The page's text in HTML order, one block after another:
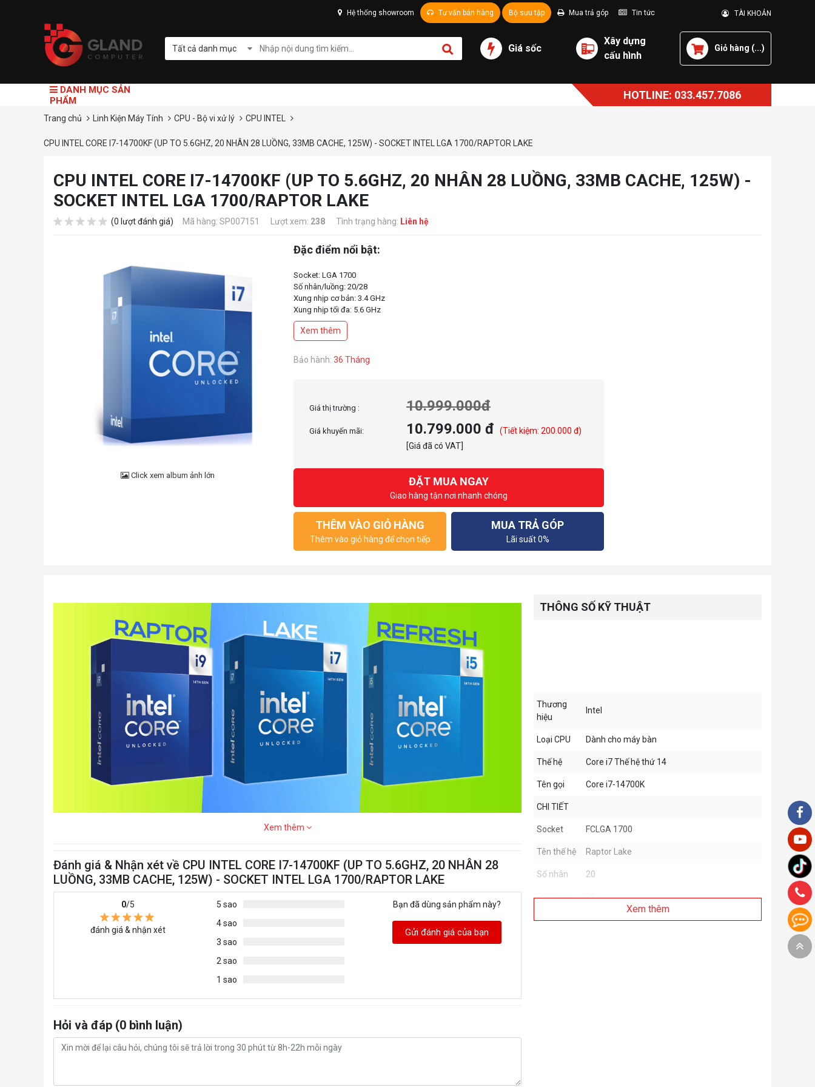
Hệ thống showroom Tư vấn bán hàng Bộ sưu tập Mua trả góp Tin tức TÀI KHOẢN
Tất cả danh mục Giá sốc
Xây dựng
cấu hình
Giỏ hàng (...)
DANH MỤC SẢN
PHẨM
HOTLINE: 033.457.7086
Trang chủ Linh Kiện Máy Tính CPU - Bộ vi xử lý CPU INTEL
CPU INTEL CORE I7-14700KF (UP TO 5.6GHZ, 20 NHÂN 28 LUỒNG, 33MB CACHE, 125W) - SOCKET INTEL LGA 1700/RAPTOR LAKE
CPU INTEL CORE I7-14700KF (UP TO 5.6GHZ, 20 NHÂN 28 LUỒNG, 33MB CACHE, 125W) -
SOCKET INTEL LGA 1700/RAPTOR LAKE
(0 lượt đánh giá) Mã hàng: SP007151 Lượt xem: 238 Tình trạng hàng: Liên hệ
Click xem album ảnh lớn
Đặc điểm nổi bật:
Socket: LGA 1700
Số nhân/luồng: 20/28
Xung nhịp cơ bản: 3.4 GHz
Xung nhịp tối đa: 5.6 GHz
Bộ nhớ Cache L2 / L3: 28 / 33 MB
Xem thêm
Bảo hành: 36 Tháng
Giá thị trường : 10.999.000đ
Giá khuyến mãi: 10.799.000 đ
(Tiết kiệm: 200.000 đ)
[Giá đã có VAT]
ĐẶT MUA NGAY
Giao hàng tận nơi nhanh chóng
THÊM VÀO GIỎ HÀNG
Thêm vào giỏ hàng để chọn tiếp
MUA TRẢ GÓP
Lãi suất 0%
Xem thêm
Đánh giá & Nhận xét về CPU INTEL CORE I7-14700KF (UP TO 5.6GHZ, 20 NHÂN 28
LUỒNG, 33MB CACHE, 125W) - SOCKET INTEL LGA 1700/RAPTOR LAKE
0/5
đánh giá & nhận xét
5 sao
4 sao
3 sao
2 sao
1 sao
Bạn đã dùng sản phẩm này?
Gửi đánh giá của bạn
Hỏi và đáp (0 bình luận)
THÔNG SỐ KỸ THUẬT
Thương
hiệu
Intel
Loại CPU Dành cho máy bàn
Thế hệ Core i7 Thế hệ thứ 14
Tên gọi Core i7-14700K
CHI TIẾT
Socket FCLGA 1700
Tên thế hệ Raptor Lake
Số nhân 20
Số luồng 28
Tần Số Công Nghệ Intel® Turbo Boost
Xem thêm